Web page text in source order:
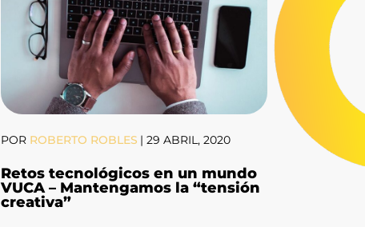
PORROBERTO ROBLES | 29 ABRIL, 2020
Retos tecnológicos en un mundo
VUCA – Mantengamos la “tensión
creativa”